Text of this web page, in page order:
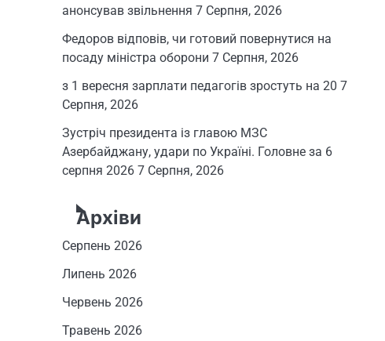
анонсував звільнення 7 Серпня, 2026
Федоров відповів, чи готовий повернутися на
посаду міністра оборони 7 Серпня, 2026
з 1 вересня зарплати педагогів зростуть на 20 7
Серпня, 2026
Зустріч президента із главою МЗС
Азербайджану, удари по Україні. Головне за 6
серпня 2026 7 Серпня, 2026
Архіви
Серпень 2026
Липень 2026
Червень 2026
Травень 2026